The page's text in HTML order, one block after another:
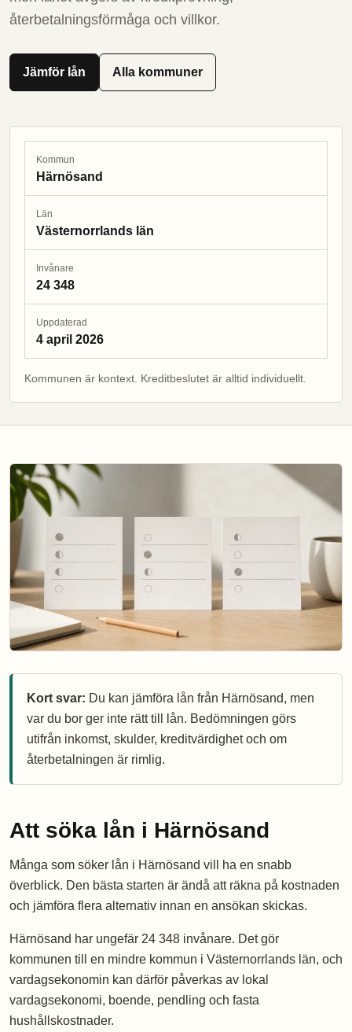
återbetalningsförmåga och villkor.
Jämför lån Alla kommuner
Kommun
Härnösand
Län
Västernorrlands län
Invånare
24 348
Uppdaterad
4 april 2026
Kommunen är kontext. Kreditbeslutet är alltid individuellt.
Kort svar: Du kan jämföra lån från Härnösand, men
var du bor ger inte rätt till lån. Bedömningen görs
utifrån inkomst, skulder, kreditvärdighet och om
återbetalningen är rimlig.
Att söka lån i Härnösand
Många som söker lån i Härnösand vill ha en snabb
överblick. Den bästa starten är ändå att räkna på kostnaden
och jämföra flera alternativ innan en ansökan skickas.
Härnösand har ungefär 24 348 invånare. Det gör
kommunen till en mindre kommun i Västernorrlands län, och
vardagsekonomin kan därför påverkas av lokal
vardagsekonomi, boende, pendling och fasta
hushållskostnader.